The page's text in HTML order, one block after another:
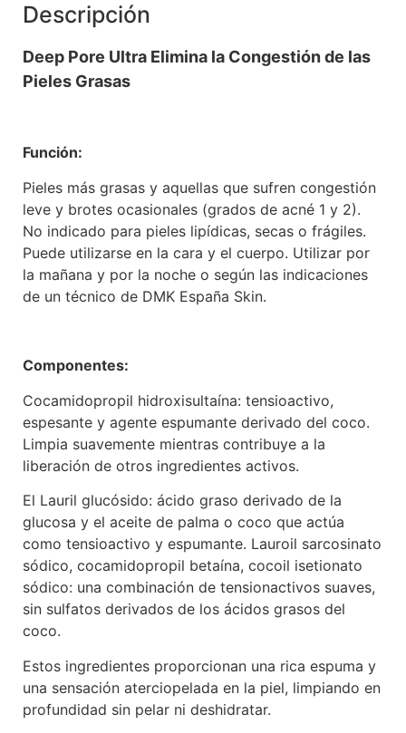
Descripción
Deep Pore Ultra Elimina la Congestión de las
Pieles Grasas
Función:
Pieles más grasas y aquellas que sufren congestión
leve y brotes ocasionales (grados de acné 1 y 2).
No indicado para pieles lipídicas, secas o frágiles.
Puede utilizarse en la cara y el cuerpo. Utilizar por
la mañana y por la noche o según las indicaciones
de un técnico de DMK España Skin.
Componentes:
Cocamidopropil hidroxisultaína: tensioactivo,
espesante y agente espumante derivado del coco.
Limpia suavemente mientras contribuye a la
liberación de otros ingredientes activos.
El Lauril glucósido: ácido graso derivado de la
glucosa y el aceite de palma o coco que actúa
como tensioactivo y espumante. Lauroil sarcosinato
sódico, cocamidopropil betaína, cocoil isetionato
sódico: una combinación de tensionactivos suaves,
sin sulfatos derivados de los ácidos grasos del
coco.
Estos ingredientes proporcionan una rica espuma y
una sensación aterciopelada en la piel, limpiando en
profundidad sin pelar ni deshidratar.